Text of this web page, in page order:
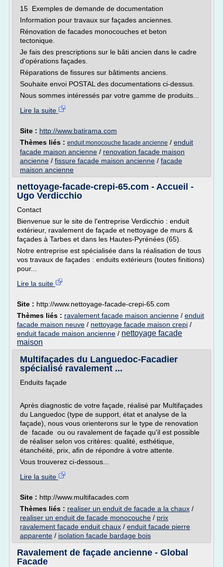
15 Exemples de demande de documentation
Information pour travaux sur façades anciennes.
Rénovation de facades monocouches et beton
tectonique.
Je fais des prescriptions sur le bâti ancien dans le cadre
d'opérations façades.
Réparations de fissures sur bâtiments anciens.
Souhaite envoi POSTAL des documentations ci-dessus.
Nous sommes intéressés par votre gamme de produits...
Lire la suite
Site : http://www.batirama.com
Thèmes liés : enduit monocouche facade ancienne / enduit
facade maison ancienne / renovation facade maison
ancienne / fissure facade maison ancienne / facade
maison ancienne
nettoyage-facade-crepi-65.com - Accueil -
Ugo Verdicchio
Contact
Bienvenue sur le site de l'entreprise Verdicchio : enduit
extérieur, ravalement de façade et nettoyage de murs &
façades à Tarbes et dans les Hautes-Pyrénées (65).
Notre entreprise est spécialisée dans la réalisation de tous
vos travaux de façades : enduits extérieurs (toutes finitions)
pour...
Lire la suite
Site : http://www.nettoyage-facade-crepi-65.com
Thèmes liés : ravalement facade maison ancienne / enduit
facade maison neuve / nettoyage facade maison crepi /
enduit facade maison ancienne / nettoyage facade
maison
Multifaçades du Languedoc-Facadier
spécialisé ravalement ...
Enduits façade
Après diagnostic de votre façade, réalisé par Multifaçades
du Languedoc (type de support, état et analyse de la
façade), nous vous orienterons sur le type de renovation
de facade ou ou ravalement de façade qu'il est possible
de réaliser selon vos critères: qualité, esthétique,
étanchéité, prix, afin de répondre à votre attente.
Vous trouverez ci-dessous...
Lire la suite
Site : http://www.multifacades.com
Thèmes liés : realiser un enduit de facade a la chaux /
realiser un enduit de facade monocouche / prix
ravalement facade enduit chaux / enduit facade pierre
apparente / isolation facade bardage bois
Ravalement de façade ancienne - Global
Facade